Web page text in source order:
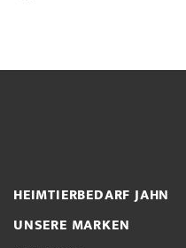
HEIMTIERBEDARF JAHN
UNSERE MARKEN